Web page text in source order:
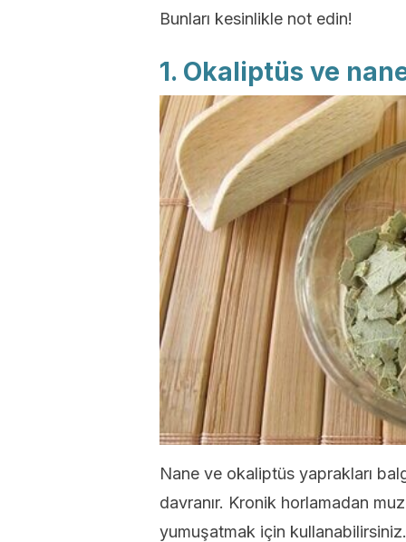
Bunları kesinlikle not edin!
1. Okaliptüs ve
Nane ve okaliptüs yaprakları
davranır. Kronik horlamadan
yumuşatmak için kullanabilirsiniz.